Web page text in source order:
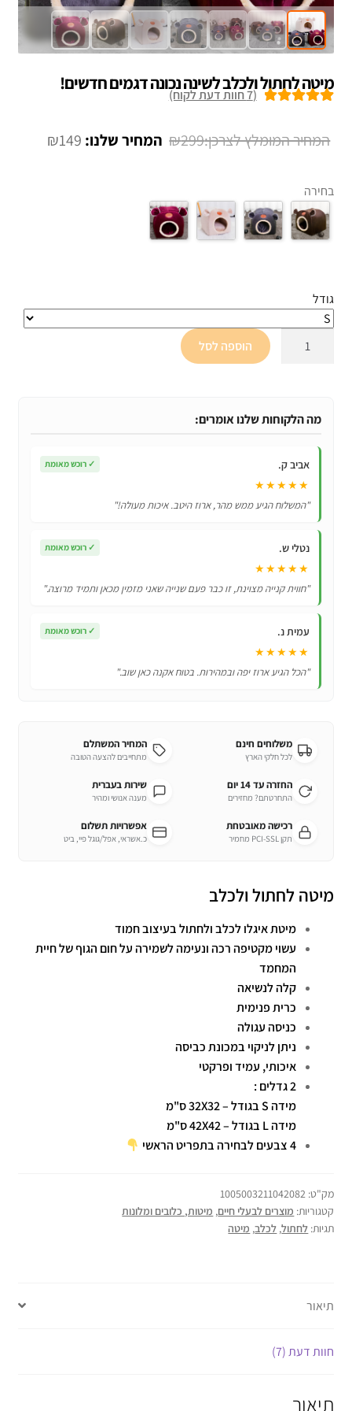
מיטה לחתול ולכלב לשינה נכונה דגמים חדשים!
(
7חוות דעת לקוח)
₪299
המחיר
₪299.
₪149 המחיר
בחירה
גודל
ולכלב
נכונה
הוספה לסל
מה הלקוחות שלנו אומרים:
אביב ק. ✓ רוכש מאומת
★★★★★
"המשלוח הגיע ממש מהר, ארוז היטב. איכות מעולה!"
נטלי ש. ✓ רוכש מאומת
★★★★★
"חווית קנייה מצוינת, זו כבר פעם שנייה שאני מזמין מכאן ותמיד מרוצה."
עמית נ. ✓ רוכש מאומת
★★★★★
"הכל הגיע ארוז יפה ובמהירות. בטוח אקנה כאן שוב."
משלוחים חינם
לכל חלקי הארץ
המחיר המשתלם
מתחייבים להצעה הטובה
החזרה עד 14 יום
התחרטתם? מחזירים
שירות בעברית
מענה אנושי ומהיר
רכישה מאובטחת
תקן PCI-SSL מחמיר
אפשרויות תשלום
כ.אשראי, אפל/גוגל פיי, ביט
מיטה לחתול ולכלב
מיטת איגלו לכלב ולחתול בעיצוב חמוד
עשוי מקטיפה רכה ונעימה לשמירה על חום הגוף של חיית
המחמד
קלה לנשיאה
כרית פנימית
כניסה עגולה
ניתן לניקוי במכונת כביסה
איכותי, עמיד ופרקטי
2 גדלים :
מידה S בגודל – 32X32 ס"מ
מידה L בגודל – 42X42 ס"מ
4 צבעים לבחירה בתפריט הראשי
מק"ט: 1005003211042082
קטגוריות: מוצרים לבעלי חיים, מיטות, כלובים ומלונות
תגיות: לחתול, לכלב, מיטה
תיאור
חוות דעת (7)
תיאור